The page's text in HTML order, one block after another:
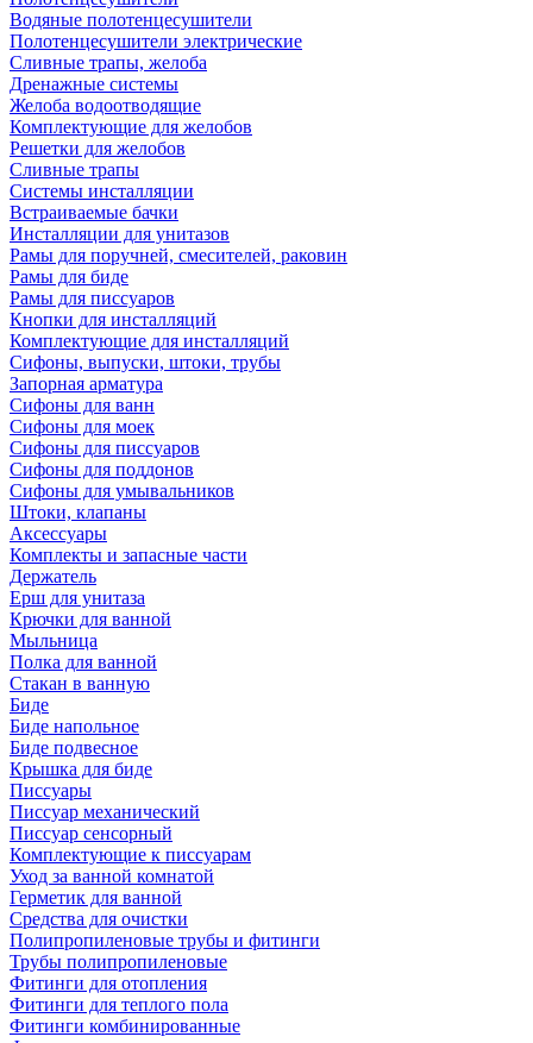
Водяные полотенцесушители
Полотенцесушители электрические
Сливные трапы, желоба
Дренажные системы
Желоба водоотводящие
Комплектующие для желобов
Решетки для желобов
Сливные трапы
Системы инсталляции
Встраиваемые бачки
Инсталляции для унитазов
Рамы для поручней, смесителей, раковин
Рамы для биде
Рамы для писсуаров
Кнопки для инсталляций
Комплектующие для инсталляций
Сифоны, выпуски, штоки, трубы
Запорная арматура
Сифоны для ванн
Сифоны для моек
Сифоны для писсуаров
Сифоны для поддонов
Сифоны для умывальников
Штоки, клапаны
Аксессуары
Комплекты и запасные части
Держатель
Ерш для унитаза
Крючки для ванной
Мыльница
Полка для ванной
Стакан в ванную
Биде
Биде напольное
Биде подвесное
Крышка для биде
Писсуары
Писсуар механический
Писсуар сенсорный
Комплектующие к писсуарам
Уход за ванной комнатой
Герметик для ванной
Средства для очистки
Полипропиленовые трубы и фитинги
Трубы полипропиленовые
Фитинги для отопления
Фитинги для теплого пола
Фитинги комбинированные